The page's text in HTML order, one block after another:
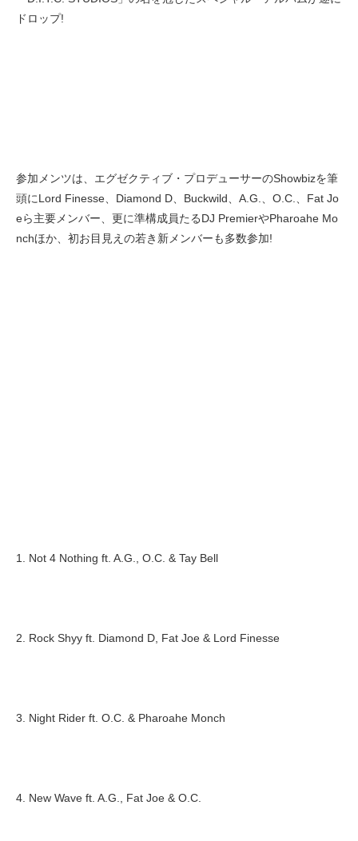
ドロップ!
参加メンツは、エグゼクティブ・プロデューサーのShowbizを筆
頭にLord Finesse、Diamond D、Buckwild、A.G.、O.C.、Fat Jo
eら主要メンバー、更に準構成員たるDJ PremierやPharoahe Mo
nchほか、初お目見えの若き新メンバーも多数参加!
1. Not 4 Nothing ft. A.G., O.C. & Tay Bell
2. Rock Shyy ft. Diamond D, Fat Joe & Lord Finesse
3. Night Rider ft. O.C. & Pharoahe Monch
4. New Wave ft. A.G., Fat Joe & O.C.